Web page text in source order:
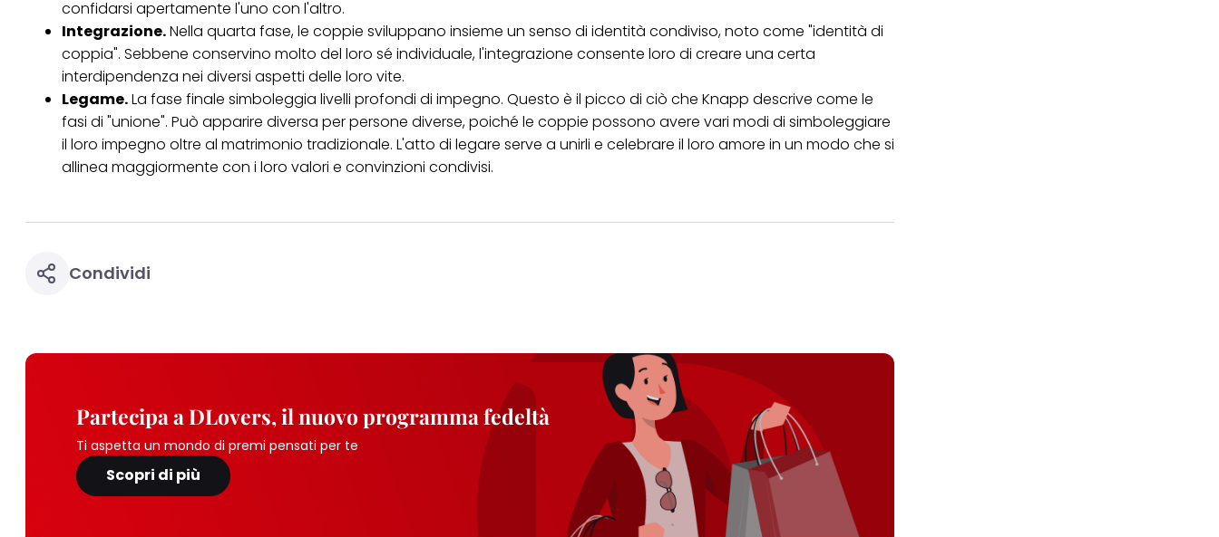
confidarsi apertamente l'uno con l'altro.
Integrazione.Nella quarta fase, le coppie sviluppano insieme un senso di identità condiviso, noto come "identità di
coppia". Sebbene conservino molto del loro sé individuale, l'integrazione consente loro di creare una certa
interdipendenza nei diversi aspetti delle loro vite.
Legame.La fase finale simboleggia livelli profondi di impegno. Questo è il picco di ciò che Knapp descrive come le
fasi di "unione". Può apparire diversa per persone diverse, poiché le coppie possono avere vari modi di simboleggiare
il loro impegno oltre al matrimonio tradizionale. L'atto di legare serve a unirli e celebrare il loro amore in un modo che si
allinea maggiormente con i loro valori e convinzioni condivisi.
Condividi
Partecipa a DLovers, il nuovo programma fedeltà
Ti aspetta un mondo di premi pensati per te
Scopri di più